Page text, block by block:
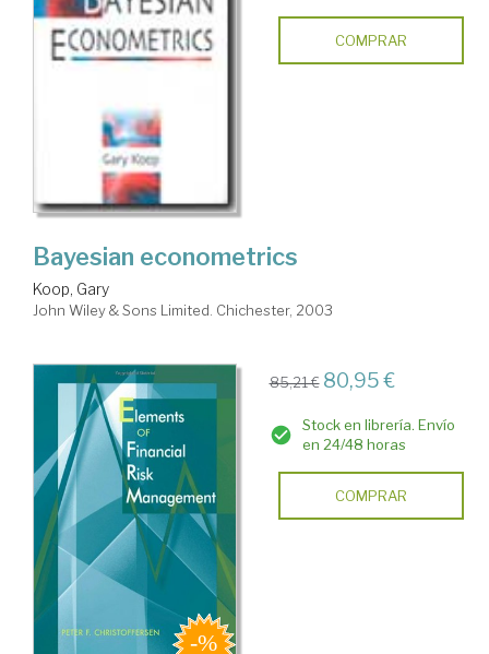
COMPRAR
Bayesian econometrics
Koop, Gary
John Wiley & Sons Limited. Chichester, 2003
85,21 € 80,95 €
Stock en librería. Envío
en 24/48 horas
COMPRAR